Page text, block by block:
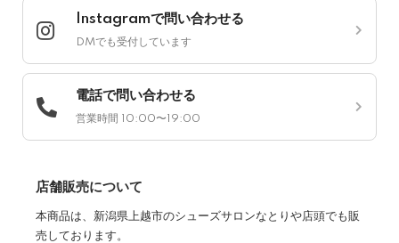
Instagramで問い合わせる
DMでも受付しています
電話で問い合わせる
営業時間 10:00〜19:00
店舗販売について
本商品は、新潟県上越市のシューズサロンなとりや店頭でも販
売しております。